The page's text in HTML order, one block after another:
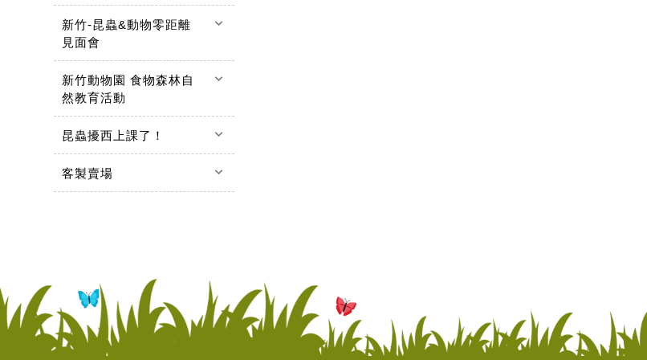
新竹-昆蟲&動物零距離
見面會
keyboard_arrow_down
新竹動物園 食物森林自
然教育活動
keyboard_arrow_down
昆蟲擾西上課了！ keyboard_arrow_down
客製賣場 keyboard_arrow_down